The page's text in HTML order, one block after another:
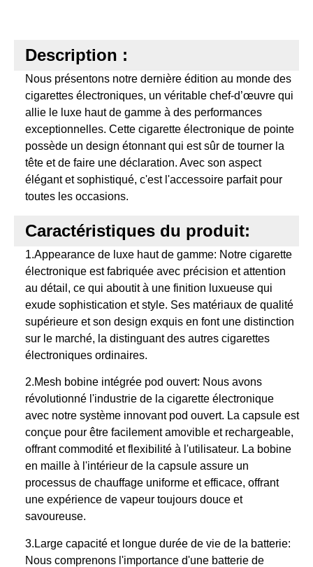
Description :
Nous présentons notre dernière édition au monde des
cigarettes électroniques, un véritable chef-d’œuvre qui
allie le luxe haut de gamme à des performances
exceptionnelles. Cette cigarette électronique de pointe
possède un design étonnant qui est sûr de tourner la
tête et de faire une déclaration. Avec son aspect
élégant et sophistiqué, c'est l'accessoire parfait pour
toutes les occasions.
Caractéristiques du produit:
1.Appearance de luxe haut de gamme: Notre cigarette
électronique est fabriquée avec précision et attention
au détail, ce qui aboutit à une finition luxueuse qui
exude sophistication et style. Ses matériaux de qualité
supérieure et son design exquis en font une distinction
sur le marché, la distinguant des autres cigarettes
électroniques ordinaires.
2.Mesh bobine intégrée pod ouvert: Nous avons
révolutionné l'industrie de la cigarette électronique
avec notre système innovant pod ouvert. La capsule est
conçue pour être facilement amovible et rechargeable,
offrant commodité et flexibilité à l'utilisateur. La bobine
en maille à l'intérieur de la capsule assure un
processus de chauffage uniforme et efficace, offrant
une expérience de vapeur toujours douce et
savoureuse.
3.Large capacité et longue durée de vie de la batterie:
Nous comprenons l'importance d'une batterie de